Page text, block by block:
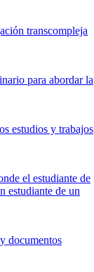
transcompleja
para abordar la
estudios y trabajos
el estudiante de
estudiante de un
documentos